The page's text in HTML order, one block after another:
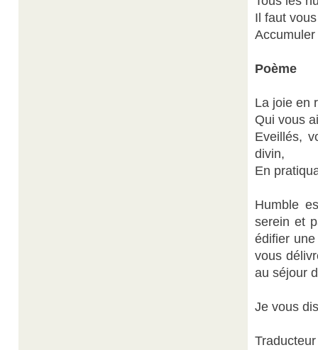
Il faut
Poème
La joie en
Qui vous
Eveillés,
divin,
En
Humble
serein et
édifier
vous
au séjour
Je vous